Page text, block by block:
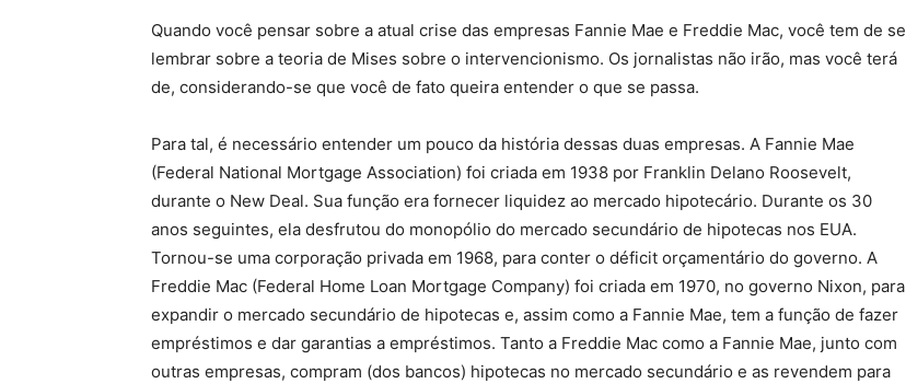
Quando você pensar sobre a atual crise das empresas Fannie Mae e Freddie Mac, você tem de se
lembrar sobre a teoria de Mises sobre o intervencionismo. Os jornalistas não irão, mas você terá
de, considerando-se que você de fato queira entender o que se passa.
Para tal, é necessário entender um pouco da história dessas duas empresas. A Fannie Mae
(Federal National Mortgage Association) foi criada em 1938 por Franklin Delano Roosevelt,
durante o New Deal. Sua função era fornecer liquidez ao mercado hipotecário. Durante os 30
anos seguintes, ela desfrutou do monopólio do mercado secundário de hipotecas nos EUA.
Tornou-se uma corporação privada em 1968, para conter o déficit orçamentário do governo. A
Freddie Mac (Federal Home Loan Mortgage Company) foi criada em 1970, no governo Nixon, para
expandir o mercado secundário de hipotecas e, assim como a Fannie Mae, tem a função de fazer
empréstimos e dar garantias a empréstimos. Tanto a Freddie Mac como a Fannie Mae, junto com
outras empresas, compram (dos bancos) hipotecas no mercado secundário e as revendem para